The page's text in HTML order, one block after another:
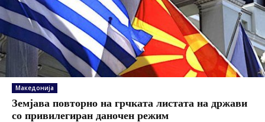
Македонија
Земјава повторно на грчката листата на држави
со привилегиран даночен режим